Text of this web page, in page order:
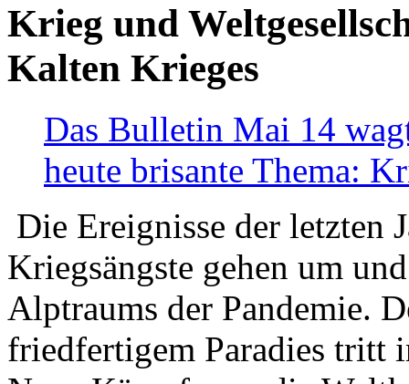
Krieg und
Kalten Krieges
Das Bulletin Mai 14
heute brisante Thema:
Die Ereignisse der letzten
Kriegsängste gehen um
Alptraums der Pandemie.
friedfertigem Paradies tritt